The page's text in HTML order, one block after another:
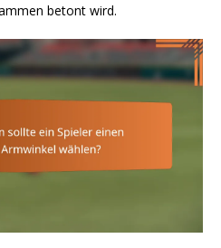
betont wird.